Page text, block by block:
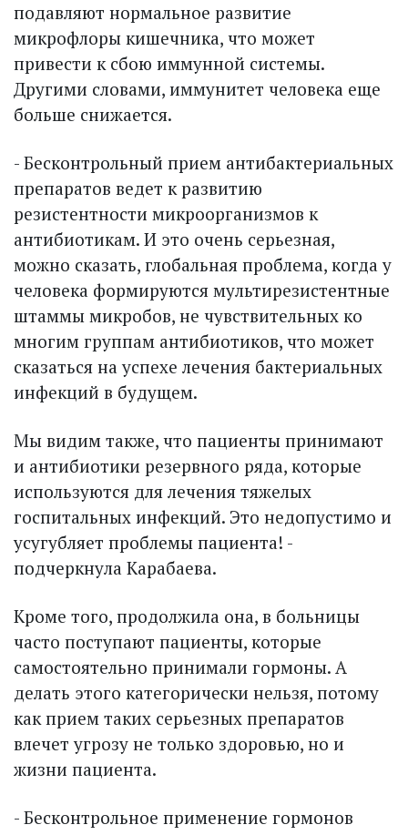
подавляют нормальное развитие
микрофлоры кишечника, что может
привести к сбою иммунной системы.
Другими словами, иммунитет человека еще
больше снижается.
- Бесконтрольный прием антибактериальных
препаратов ведет к развитию
резистентности микроорганизмов к
антибиотикам. И это очень серьезная,
можно сказать, глобальная проблема, когда у
человека формируются мультирезистентные
штаммы микробов, не чувствительных ко
многим группам антибиотиков, что может
сказаться на успехе лечения бактериальных
инфекций в будущем.
Мы видим также, что пациенты принимают
и антибиотики резервного ряда, которые
используются для лечения тяжелых
госпитальных инфекций. Это недопустимо и
усугубляет проблемы пациента! -
подчеркнула Карабаева.
Кроме того, продолжила она, в больницы
часто поступают пациенты, которые
самостоятельно принимали гормоны. А
делать этого категорически нельзя, потому
как прием таких серьезных препаратов
влечет угрозу не только здоровью, но и
жизни пациента.
- Бесконтрольное применение гормонов